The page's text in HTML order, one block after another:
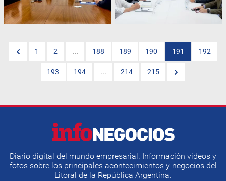
1 2 ... 188 189 190 191 192
193 194 ... 214 215
Diario digital del mundo empresarial. Información videos y
fotos sobre los principales acontecimientos y negocios del
Litoral de la República Argentina.